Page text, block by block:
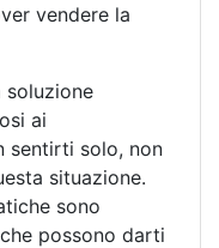
vendere la
soluzione
ai
sentirti solo, non
situazione.
sono
possono darti